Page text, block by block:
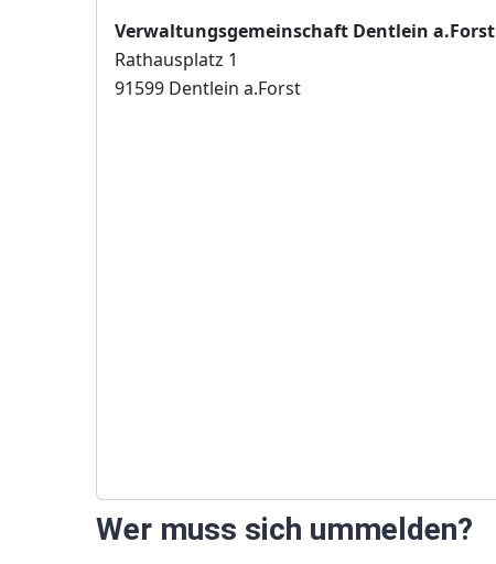
Verwaltungsgemeinschaft Dentlein a.Forst
Rathausplatz 1
91599 Dentlein a.Forst
Wer muss sich ummelden?